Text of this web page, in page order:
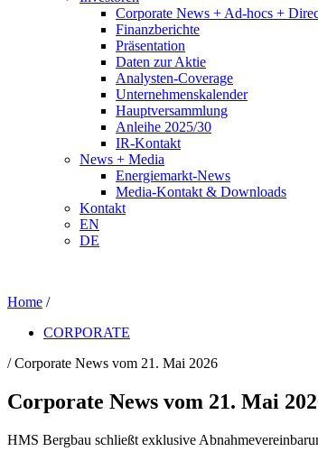
Corporate News + Ad-hocs +
Finanzberichte
Präsentation
Daten zur Aktie
Analysten-Coverage
Unternehmenskalender
Hauptversammlung
Anleihe 2025/30
IR-Kontakt
News + Media
Energiemarkt-News
Media-Kontakt & Downloads
Kontakt
EN
DE
Home /
CORPORATE
/ Corporate News vom 21. Mai 2026
Corporate News vom 21. Mai
HMS Bergbau schließt exklusive